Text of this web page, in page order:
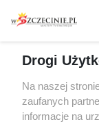
Spacery i
targi
Więcej
Drogi
Na naszej
zaufanych
informacje na